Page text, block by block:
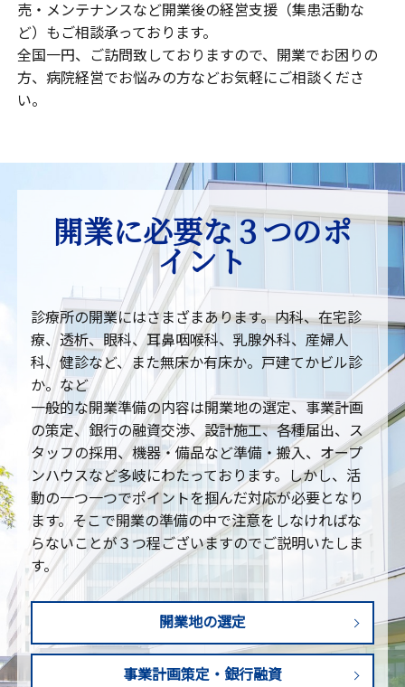
売・メンテナンスなど開業後の経営支援（集患活動な
ど）もご相談承っております。
全国一円、ご訪問致しておりますので、開業でお困りの
方、病院経営でお悩みの方などお気軽にご相談くださ
い。
開業に必要な３つのポ
イント
診療所の開業にはさまざまあります。内科、在宅診
療、透析、眼科、耳鼻咽喉科、乳腺外科、産婦人
科、健診など、また無床か有床か。戸建てかビル診
か。など
一般的な開業準備の内容は開業地の選定、事業計画
の策定、銀行の融資交渉、設計施工、各種届出、ス
タッフの採用、機器・備品など準備・搬入、オープ
ンハウスなど多岐にわたっております。しかし、活
動の一つ一つでポイントを掴んだ対応が必要となり
ます。そこで開業の準備の中で注意をしなければな
らないことが３つ程ございますのでご説明いたしま
す。
開業地の選定
事業計画策定・銀行融資